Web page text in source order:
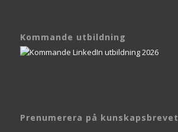
Kommande utbildning
Prenumerera på kunskapsbrevet